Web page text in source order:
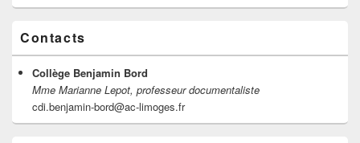
Contacts
Collège Benjamin Bord
Mme Marianne Lepot, professeur documentaliste
cdi.benjamin-bord@ac-limoges.fr